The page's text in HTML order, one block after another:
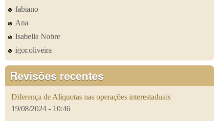
fabiano
Ana
Isabella Nobre
igor.oliveira
Revisões recentes
Diferença de Alíquotas nas operações interestaduais
19/08/2024 - 10:46